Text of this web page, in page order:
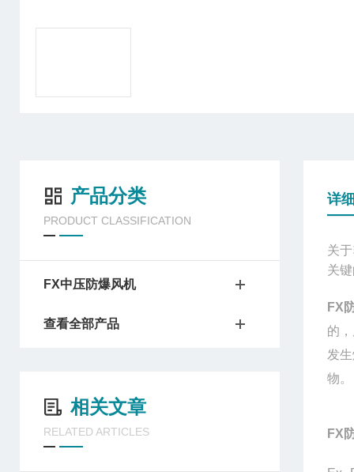
产品分类
PRODUCT CLASSIFICATION
FX中压防爆风机
查看全部产品
相关文章
RELATED ARTICLES
详
关
关
FX
的
发
物。
FX